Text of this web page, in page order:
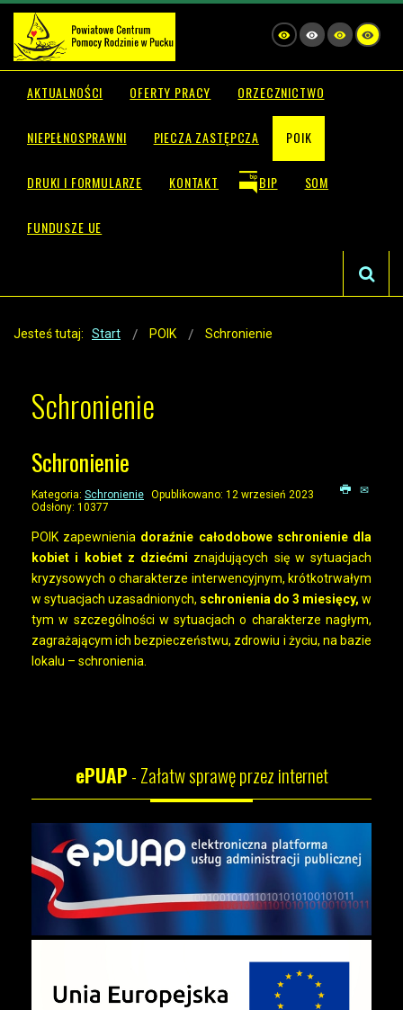
AKTUALNOŚCI OFERTY PRACY ORZECZNICTWO
NIEPEŁNOSPRAWNI PIECZA ZASTĘPCZA POIK
DRUKI I FORMULARZE KONTAKT BIP SOM
FUNDUSZE UE
Jesteś tutaj: Start POIK Schronienie
Schronienie
Schronienie
Kategoria: Schronienie Opublikowano: 12 wrzesień 2023
Odsłony: 10377
POIK zapewnienia doraźnie całodobowe schronienie dla
kobiet i kobiet z dziećmi znajdujących się w sytuacjach
kryzysowych o charakterze interwencyjnym, krótkotrwałym
w sytuacjach uzasadnionych, schronienia do 3 miesięcy, w
tym w szczególności w sytuacjach o charakterze nagłym,
zagrażającym ich bezpieczeństwu, zdrowiu i życiu, na bazie
lokalu – schronienia.
ePUAP- Załatw sprawę przez internet